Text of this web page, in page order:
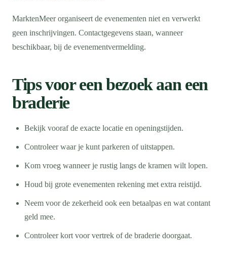
MarktenMeer organiseert de evenementen niet en verwerkt
geen inschrijvingen. Contactgegevens staan, wanneer
beschikbaar, bij de evenementvermelding.
Tips voor een bezoek aan een
braderie
Bekijk vooraf de exacte locatie en openingstijden.
Controleer waar je kunt parkeren of uitstappen.
Kom vroeg wanneer je rustig langs de kramen wilt lopen.
Houd bij grote evenementen rekening met extra reistijd.
Neem voor de zekerheid ook een betaalpas en wat contant
geld mee.
Controleer kort voor vertrek of de braderie doorgaat.